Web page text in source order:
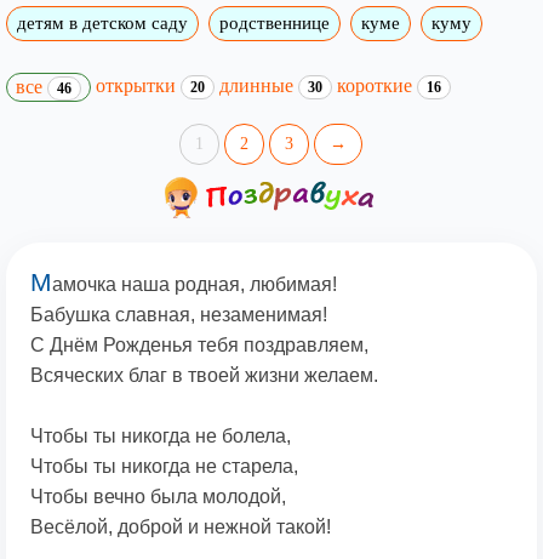
детям в детском саду родственнице куме куму
все 46 открытки 20 длинные 30 короткие 16
1 2 3 →
Мамочка наша родная, любимая!
Бабушка славная, незаменимая!
С Днём Рожденья тебя поздравляем,
Всяческих благ в твоей жизни желаем.
Чтобы ты никогда не болела,
Чтобы ты никогда не старела,
Чтобы вечно была молодой,
Весёлой, доброй и нежной такой!